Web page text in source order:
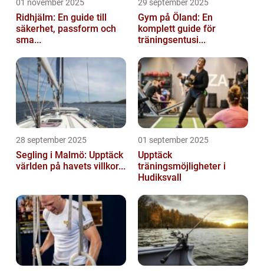
01 november 2025
Ridhjälm: En guide till
säkerhet, passform och
sma...
29 september 2025
Gym på Öland: En
komplett guide för
träningsentusi...
28 september 2025
Segling i Malmö: Upptäck
världen på havets villkor...
01 september 2025
Upptäck
träningsmöjligheter i
Hudiksvall